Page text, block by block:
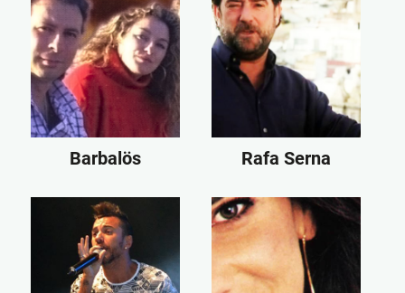
Barbalös Rafa Serna